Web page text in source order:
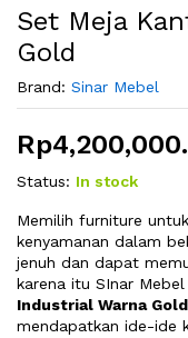
Set Meja
Gold
Brand: Sinar Mebel
Rp
Status: In stock
Memilih furniture
kenyamanan dalam
jenuh dan dapat
karena itu SInar
Industrial Warna Gold
mendapatkan ide-ide